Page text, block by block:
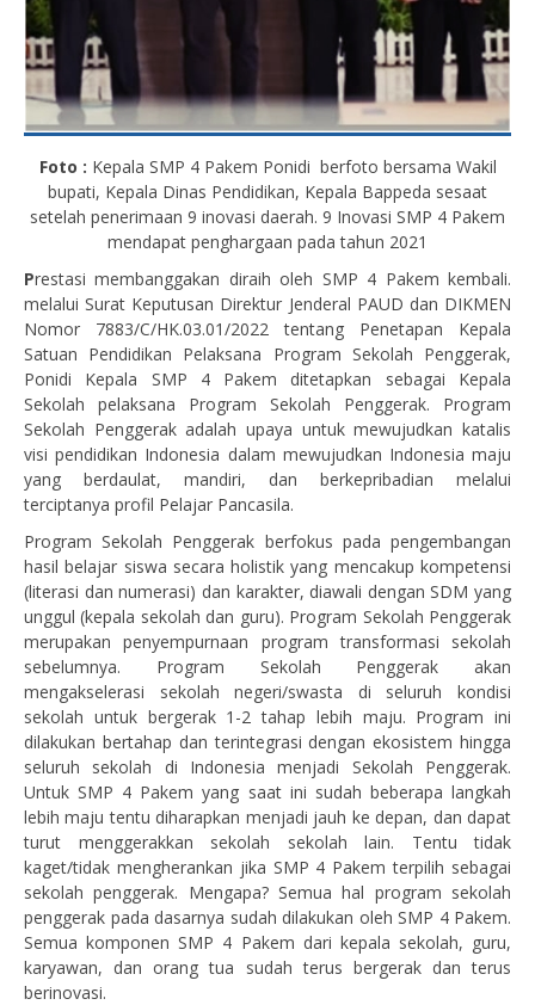
Foto : Kepala SMP 4 Pakem Ponidi berfoto bersama Wakil
bupati, Kepala Dinas Pendidikan, Kepala Bappeda sesaat
setelah penerimaan 9 inovasi daerah. 9 Inovasi SMP 4 Pakem
mendapat penghargaan pada tahun 2021
Prestasi membanggakan diraih oleh SMP 4 Pakem kembali.
melalui Surat Keputusan Direktur Jenderal PAUD dan DIKMEN
Nomor 7883/C/HK.03.01/2022 tentang Penetapan Kepala
Satuan Pendidikan Pelaksana Program Sekolah Penggerak,
Ponidi Kepala SMP 4 Pakem ditetapkan sebagai Kepala
Sekolah pelaksana Program Sekolah Penggerak. Program
Sekolah Penggerak adalah upaya untuk mewujudkan katalis
visi pendidikan Indonesia dalam mewujudkan Indonesia maju
yang berdaulat, mandiri, dan berkepribadian melalui
terciptanya profil Pelajar Pancasila.
Program Sekolah Penggerak berfokus pada pengembangan
hasil belajar siswa secara holistik yang mencakup kompetensi
(literasi dan numerasi) dan karakter, diawali dengan SDM yang
unggul (kepala sekolah dan guru). Program Sekolah Penggerak
merupakan penyempurnaan program transformasi sekolah
sebelumnya. Program Sekolah Penggerak akan
mengakselerasi sekolah negeri/swasta di seluruh kondisi
sekolah untuk bergerak 1-2 tahap lebih maju. Program ini
dilakukan bertahap dan terintegrasi dengan ekosistem hingga
seluruh sekolah di Indonesia menjadi Sekolah Penggerak.
Untuk SMP 4 Pakem yang saat ini sudah beberapa langkah
lebih maju tentu diharapkan menjadi jauh ke depan, dan dapat
turut menggerakkan sekolah sekolah lain. Tentu tidak
kaget/tidak mengherankan jika SMP 4 Pakem terpilih sebagai
sekolah penggerak. Mengapa? Semua hal program sekolah
penggerak pada dasarnya sudah dilakukan oleh SMP 4 Pakem.
Semua komponen SMP 4 Pakem dari kepala sekolah, guru,
karyawan, dan orang tua sudah terus bergerak dan terus
berinovasi.